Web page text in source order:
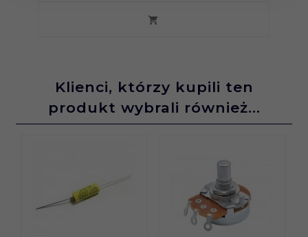
Klienci, którzy kupili ten
produkt wybrali również...